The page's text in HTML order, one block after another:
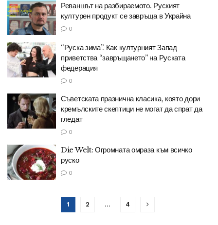
Реваншът на разбираемото. Руският
културен продукт се завръща в Украйна
0
“Руска зима”. Как културният Запад
приветства “завръщането” на Руската
федерация
0
Съветската празнична класика, която дори
кремълските скептици не могат да спрат да
гледат
0
Die Welt: Огромната омраза към всичко
руско
0
1 2 … 4